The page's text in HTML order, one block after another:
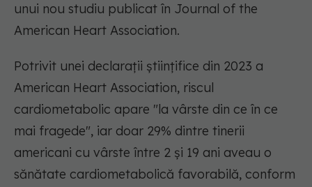
unui nou studiu publicat în Journal of the
American Heart Association.
Potrivit unei declarații științifice din 2023 a
American Heart Association, riscul
cardiometabolic apare "la vârste din ce în ce
mai fragede", iar doar 29% dintre tinerii
americani cu vârste între 2 și 19 ani aveau o
sănătate cardiometabolică favorabilă, conform